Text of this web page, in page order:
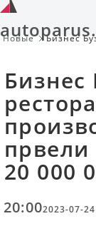
Новые
Бизнес
рублей
Бизнес
првели
20 000
20:002023-07-24